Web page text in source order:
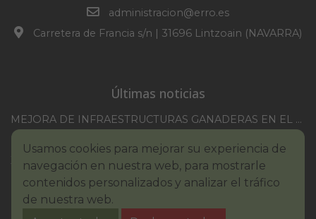
administracion@erro.es
Carretera de Francia s/n | 31696 Lintzoain (NAVARRA)
Últimas noticias
MEJORA DE INFRAESTRUCTURAS GANADERAS EN EL TM DE ERRO CAMPAÑA 2025-2026
BASES III. CONCURSO PINTURA – ERROIBARKO EGUNA
BANDO – CONSUMO RESPONSABLE DEL AGUA
Usamos cookies para mejorar su experiencia de
navegación en nuestra web, para mostrarle
contenidos personalizados y analizar el tráfico
de nuestra web.